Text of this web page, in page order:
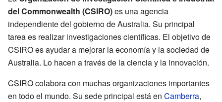
del Commonwealth (CSIRO)es una agencia
independiente del gobierno de Australia. Su principal
tarea es realizar investigaciones científicas. El objetivo de
CSIRO es ayudar a mejorar la economía y la sociedad de
Australia. Lo hacen a través de la ciencia y la innovación.
CSIRO colabora con muchas organizaciones importantes
en todo el mundo. Su sede principal está en Camberra,